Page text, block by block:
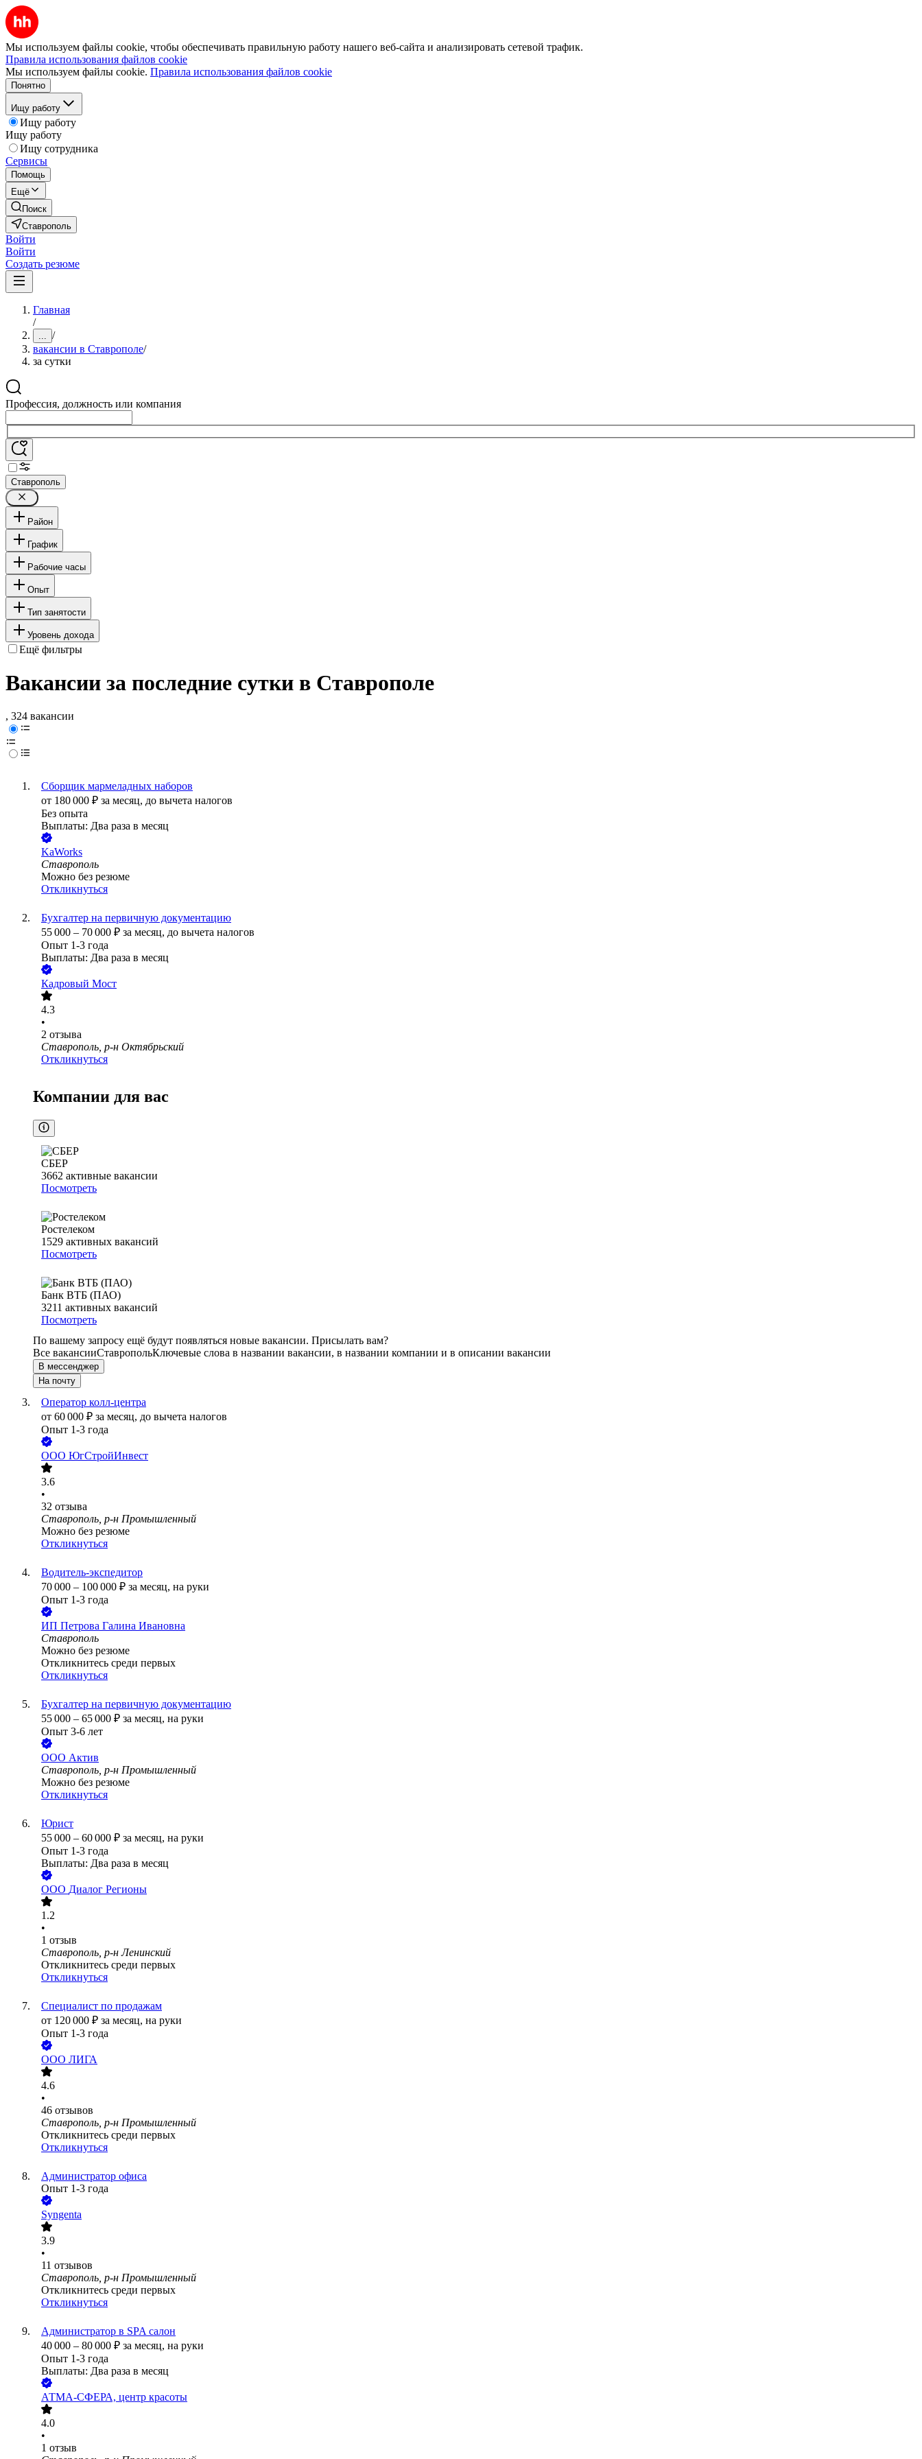
Мы используем файлы cookie, чтобы обеспечивать правильную работу нашего веб-сайта и анализировать сетевой трафик.
Правила использования файлов cookie
Мы используем файлы cookie. Правила использования файлов cookie
Понятно
Ищу работу
Ищу работу
Ищу работу
Ищу сотрудника
Сервисы
Помощь
Ещё
Поиск
Ставрополь
Войти
Войти
Создать резюме
Главная
/
... /
вакансии в Ставрополе/
за сутки
Профессия, должность или компания
Ставрополь
Район
График
Рабочие часы
Опыт
Тип занятости
Уровень дохода
Ещё фильтры
Вакансии за последние сутки в Ставрополе
, 324 вакансии
Сборщик мармеладных наборов
от 180 000 ₽ за месяц, до вычета налогов
Без опыта
Выплаты: Два раза в месяц
KaWorks
Ставрополь
Можно без резюме
Откликнуться
Бухгалтер на первичную документацию
55 000 – 70 000 ₽ за месяц, до вычета налогов
Опыт 1-3 года
Выплаты: Два раза в месяц
Кадровый Мост
4.3
•
2 отзыва
Ставрополь, р-н Октябрьский
Откликнуться
Компании для вас
СБЕР
3662 активные вакансии
Посмотреть
Ростелеком
1529 активных вакансий
Посмотреть
Банк ВТБ (ПАО)
3211 активных вакансий
Посмотреть
По вашему запросу ещё будут появляться новые вакансии. Присылать вам?
Все вакансииСтавропольКлючевые слова в названии вакансии, в названии компании и в описании вакансии
В мессенджер
На почту
Оператор колл-центра
от 60 000 ₽ за месяц, до вычета налогов
Опыт 1-3 года
ООО ЮгСтройИнвест
3.6
•
32 отзыва
Ставрополь, р-н Промышленный
Можно без резюме
Откликнуться
Водитель-экспедитор
70 000 – 100 000 ₽ за месяц, на руки
Опыт 1-3 года
ИП Петрова Галина Ивановна
Ставрополь
Можно без резюме
Откликнитесь среди первых
Откликнуться
Бухгалтер на первичную документацию
55 000 – 65 000 ₽ за месяц, на руки
Опыт 3-6 лет
ООО Актив
Ставрополь, р-н Промышленный
Можно без резюме
Откликнуться
Юрист
55 000 – 60 000 ₽ за месяц, на руки
Опыт 1-3 года
Выплаты: Два раза в месяц
ООО Диалог Регионы
1.2
•
1 отзыв
Ставрополь, р-н Ленинский
Откликнитесь среди первых
Откликнуться
Специалист по продажам
от 120 000 ₽ за месяц, на руки
Опыт 1-3 года
ООО ЛИГА
4.6
•
46 отзывов
Ставрополь, р-н Промышленный
Откликнитесь среди первых
Откликнуться
Администратор офиса
Опыт 1-3 года
Syngenta
3.9
•
11 отзывов
Ставрополь, р-н Промышленный
Откликнитесь среди первых
Откликнуться
Администратор в SPA салон
40 000 – 80 000 ₽ за месяц, на руки
Опыт 1-3 года
Выплаты: Два раза в месяц
АТМА-СФЕРА, центр красоты
4.0
•
1 отзыв